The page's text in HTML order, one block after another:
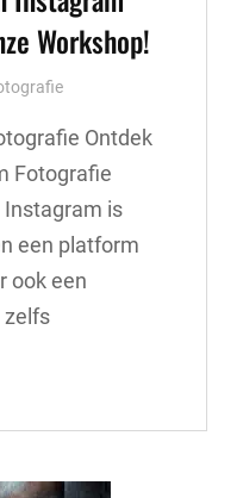
Workshop!
Ontdek
Fotografie
Instagram is
een platform
ook een
zelfs